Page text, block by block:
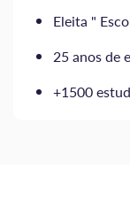
Eleita "
25 anos de
+1500